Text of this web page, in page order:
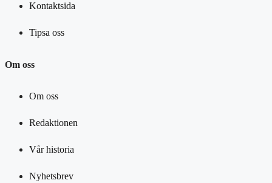
Kontaktsida
Tipsa oss
Om oss
Om oss
Redaktionen
Vår historia
Nyhetsbrev